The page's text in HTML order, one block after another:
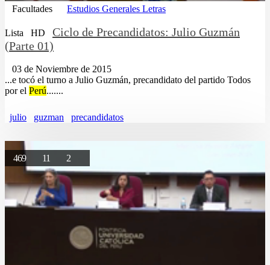
Facultades Estudios Generales Letras
Lista HD
Ciclo de Precandidatos: Julio Guzmán
(Parte 01)
03 de Noviembre de 2015
...e tocó el turno a Julio Guzmán, precandidato del partido Todos
por el Perú.......
julio guzman precandidatos
469 11 2